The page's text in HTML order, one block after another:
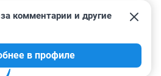
комментарии и другие
в профиле